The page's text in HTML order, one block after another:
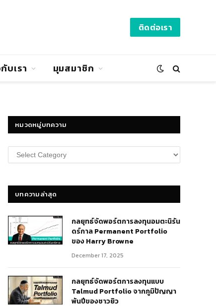
ติดต่อเรา
บเรา มุมสมาชิก
หมวดหมู่บทความ
หมวด
หมู่
บทความล่าสุด
กลยุทธ์​จัดพอร์ตการลงทุนอมตะนิรัน
ดร์กาล Permanent Portfolio
ของ Harry Browne
December 17, 2025
กลยุทธ์จัดพอร์ตการลงทุนแบบ
Talmud Portfolio จากภูมิปัญญา
พันปีของชาวยิว